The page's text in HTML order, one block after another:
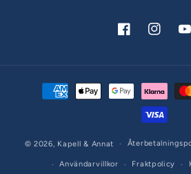
FacebookInstagram
Betalningsmetoder
© 2026, Kapell & Annat
Användarvillkor Fraktpolicy